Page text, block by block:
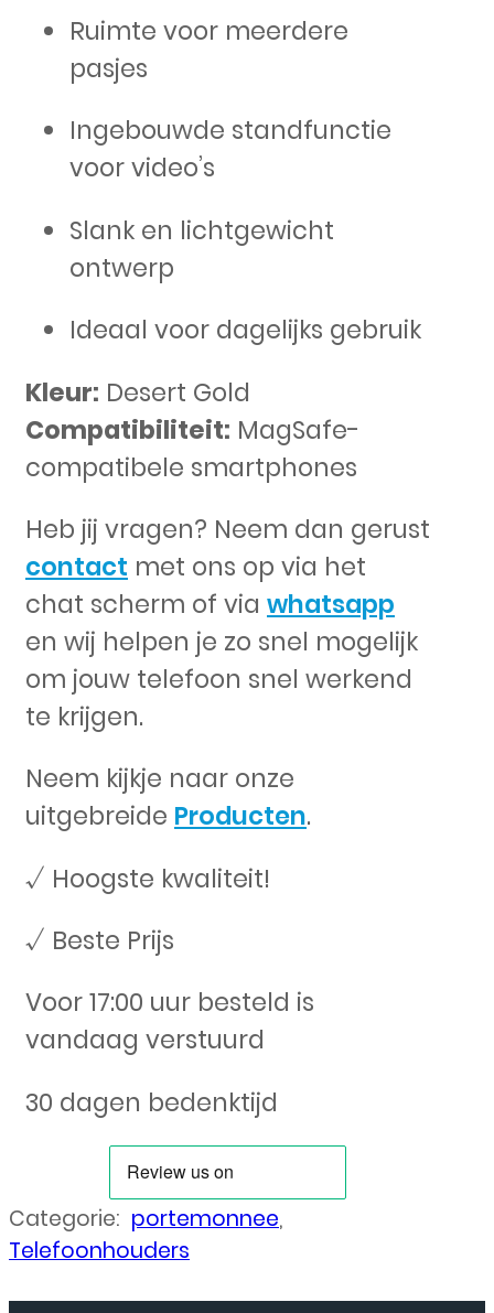
Ruimte voor meerdere
pasjes
Ingebouwde standfunctie
voor video’s
Slank en lichtgewicht
ontwerp
Ideaal voor dagelijks gebruik
Kleur: Desert Gold
Compatibiliteit: MagSafe-
compatibele smartphones
Heb jij vragen? Neem dan gerust
contact met ons op via het
chat scherm of via whatsapp
en wij helpen je zo snel mogelijk
om jouw telefoon snel werkend
te krijgen.
Neem kijkje naar onze
uitgebreide Producten.
√ Hoogste kwaliteit!
√ Beste Prijs
Voor 17:00 uur besteld is
vandaag verstuurd
30 dagen bedenktijd
Categorie: portemonnee,
Telefoonhouders